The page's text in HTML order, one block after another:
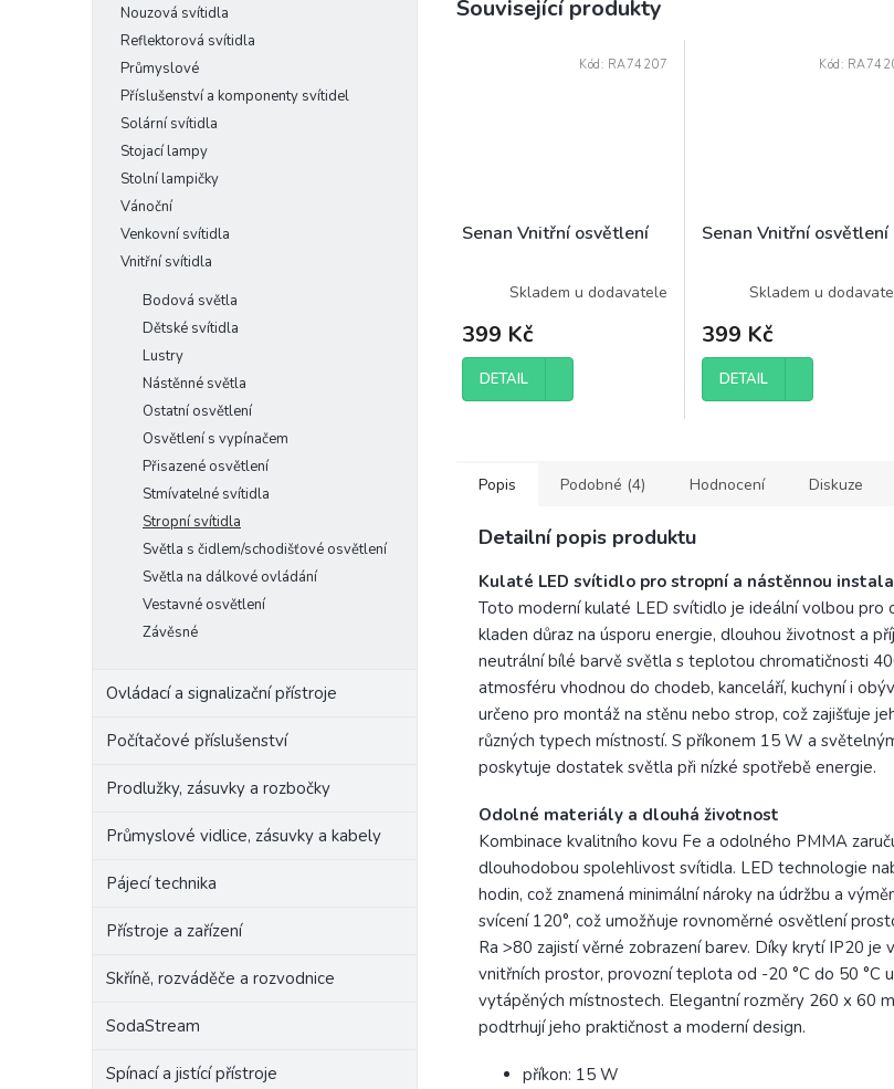
Nouzová svítidla
Reflektorová svítidla
Průmyslové
Příslušenství a komponenty svítidel
Solární svítidla
Stojací lampy
Stolní lampičky
Vánoční
Venkovní svítidla
Vnitřní svítidla
Bodová světla
Dětské svítidla
Lustry
Nástěnné světla
Ostatní osvětlení
Osvětlení s vypínačem
Přisazené osvětlení
Stmívatelné svítidla
Stropní svítidla
Světla s čidlem/schodišťové osvětlení
Světla na dálkové ovládání
Vestavné osvětlení
Závěsné
Ovládací a signalizační přístroje
Počítačové příslušenství
Prodlužky, zásuvky a rozbočky
Průmyslové vidlice, zásuvky a kabely
Pájecí technika
Přístroje a zařízení
Skříně, rozváděče a rozvodnice
SodaStream
Spínací a jistící přístroje
Související produkty
Senan Vnitřní osvětlení
Skladem u dodavatele
399 Kč
DETAIL
Kód: RA74207
Senan Vnitřní osvětlení
Skladem u
399 Kč
DETAIL
Kód:
Popis Podobné (4) Hodnocení Diskuze
Detailní popis produktu
Kulaté LED svítidlo pro stropní a nástěnnou
Toto moderní kulaté LED svítidlo je ideální volbou pro
kladen důraz na úsporu energie, dlouhou životnost a
neutrální bílé barvě světla s teplotou chromatičnosti
atmosféru vhodnou do chodeb, kanceláří, kuchyní i
určeno pro montáž na stěnu nebo strop, což zajišťuje
různých typech místností. S příkonem 15 W a
poskytuje dostatek světla při nízké spotřebě energie.
Odolné materiály a dlouhá životnost
Kombinace kvalitního kovu Fe a odolného PMMA
dlouhodobou spolehlivost svítidla. LED technologie
hodin, což znamená minimální nároky na údržbu a
svícení 120°, což umožňuje rovnoměrné osvětlení
Ra >80 zajistí věrné zobrazení barev. Díky krytí IP20 je
vnitřních prostor, provozní teplota od -20 °C do 50 °C
vytápěných místnostech. Elegantní rozměry 260 x 60
podtrhují jeho praktičnost a moderní design.
příkon: 15 W